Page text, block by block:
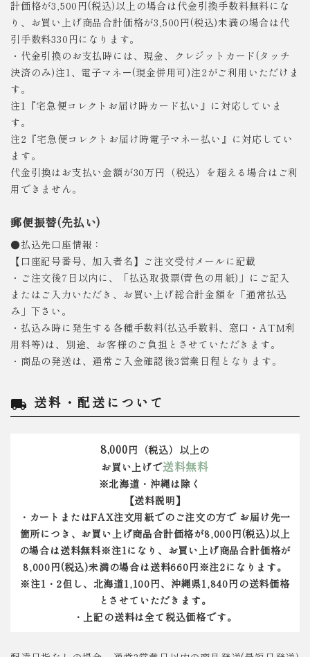
計価格が3,500円(税込)以上の場合は代金引換手数料無料にな
り、お買い上げ商品合計価格が3,500円(税込)未満の場合は代
引手数料330円になります。
・代金引換のお支払時には、現金、クレジットカード(タッチ
決済のみ)注1、電子マネー(現金併用可)注2がご利用いただけま
す。
注1『宅急便コレクトお届け時カード払い』に対応していま
す。
注2『宅急便コレクトお届け時電子マネー払い』に対応してい
ます。
代金引換はお支払い金額が30万円（税込）を超える場合はご利
用できません。
郵便振替(先払い)
●払込先口座情報：
【口座記号番号、加入者名】ご注文受付メールに記載
・ご注文後7日以内に、「払込取扱票(青色の用紙)」にご記入
またはご入力いただき、お買い上げ総合計金額を「通常払込
み」下さい。
・払込み時に発生する各種手数料(払込手数料、窓口・ATM利
用料等)は、別途、お客様のご負担とさせていただきます。
・商品の発送は、通常ご入金確認後3営業日程となります。
local_shipping 送料・配送について
8,000円（税込）以上の
お買い上げで送料無料
※北海道・沖縄は除く
【送料説明】
・カートまたはFAX注文用紙でのご注文の方で お届け先一
箇所につき、お買い上げ商品合計価格が8,000円(税込)以上
の場合は送料無料※注1になり、お買い上げ商品合計価格が
8,000円(税込)未満の場合は送料660円※注2になります。
※注1・2但し、北海道1,100円、沖縄県1,840円の送料価格
とさせていただきます。
・上記の送料は全て税込価格です。